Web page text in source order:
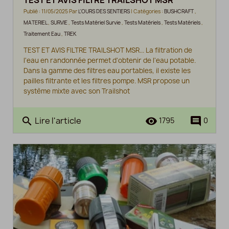
Publié : 11/05/2025 ParL'OURS DES SENTIERS | Catégories : BUSHCRAFT,
MATERIEL, SURVIE, Tests Matériel Survie, Tests Matériels, Tests Matériels,
Traitement Eau, TREK
TEST ET AVIS FILTRE TRAILSHOT MSR... La filtration de
l'eau en randonnée permet d'obtenir de l'eau potable.
Dans la gamme des filtres eau portables, il existe les
pailles filtrante et les filtres pompe. MSR propose un
système mixte avec son Trailshot
search Lire l'article comment 0
remove_red_eye 1795